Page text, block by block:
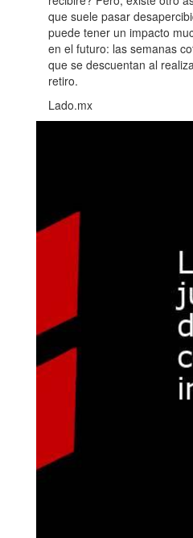
que suele pasar
puede tener un impacto
en el futuro: las semanas
que se descuentan al
retiro.
Lado.mx